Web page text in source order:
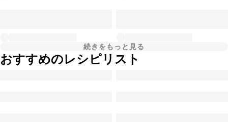
続きをもっと見る
おすすめのレシピリスト